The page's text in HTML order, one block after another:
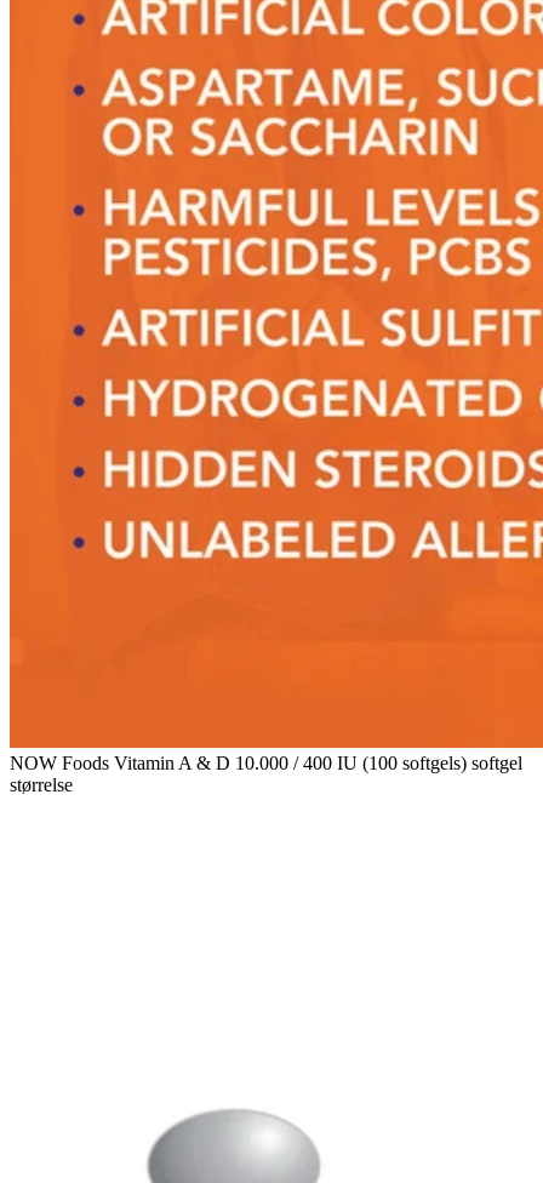
NOW Foods Vitamin A & D 10.000 / 400 IU (100 softgels) softgel
størrelse